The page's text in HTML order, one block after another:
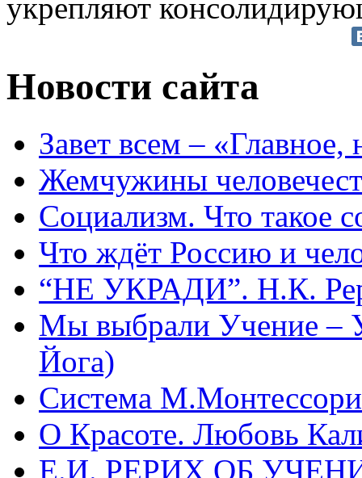
укрепляют
Новости сайта
Завет всем –
Жемчужины
Социализм. Что такое
Что ждёт Россию и
“НЕ УКРАДИ”. Н.К.
Мы выбрали Учение –
Йога)
Система М.Монтессори
О Красоте. Любовь
Е.И. РЕРИХ ОБ